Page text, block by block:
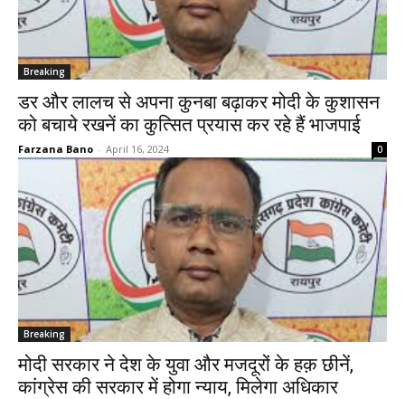
Breaking
डर और लालच से अपना कुनबा बढ़ाकर मोदी के कुशासन
को बचाये रखनें का कुत्सित प्रयास कर रहे हैं भाजपाई
Farzana Bano - April 16, 2024 0
Breaking
मोदी सरकार ने देश के युवा और मजदूरों के हक़ छीनें,
कांग्रेस की सरकार में होगा न्याय, मिलेगा अधिकार